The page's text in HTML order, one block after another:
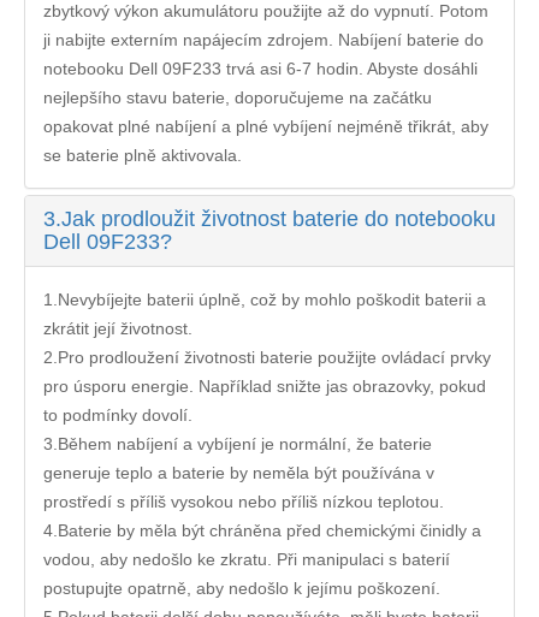
zbytkový výkon akumulátoru použijte až do vypnutí. Potom
ji nabijte externím napájecím zdrojem. Nabíjení baterie do
notebooku Dell 09F233 trvá asi 6-7 hodin. Abyste dosáhli
nejlepšího stavu baterie, doporučujeme na začátku
opakovat plné nabíjení a plné vybíjení nejméně třikrát, aby
se baterie plně aktivovala.
3.Jak prodloužit životnost baterie do notebooku
Dell 09F233?
1.Nevybíjejte baterii úplně, což by mohlo poškodit baterii a
zkrátit její životnost.
2.Pro prodloužení životnosti baterie použijte ovládací prvky
pro úsporu energie. Například snižte jas obrazovky, pokud
to podmínky dovolí.
3.Během nabíjení a vybíjení je normální, že baterie
generuje teplo a baterie by neměla být používána v
prostředí s příliš vysokou nebo příliš nízkou teplotou.
4.Baterie by měla být chráněna před chemickými činidly a
vodou, aby nedošlo ke zkratu. Při manipulaci s baterií
postupujte opatrně, aby nedošlo k jejímu poškození.